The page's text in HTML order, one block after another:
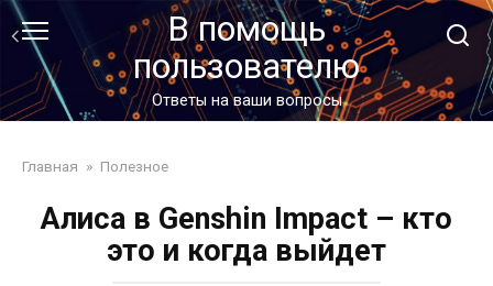
Перейти
контенту
В помощь
пользователю
Ответы на ваши вопросы
Главная » Полезное
Алиса в Genshin Impact – кто
это и когда выйдет